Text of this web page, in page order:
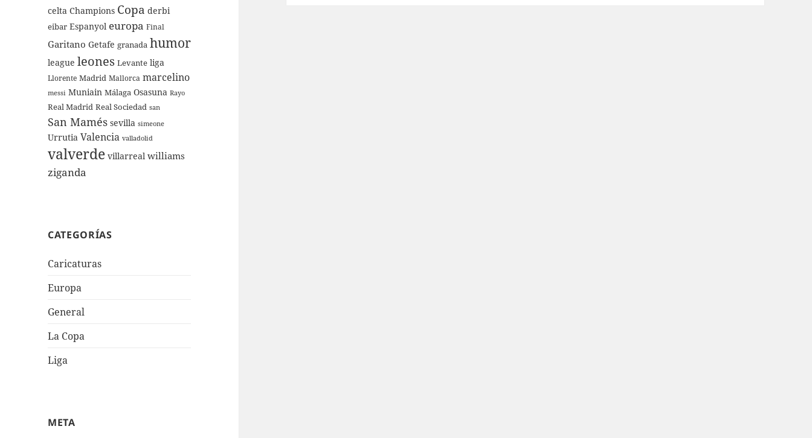
celta Champions Copa derbi
eibar Espanyol europa Final
Garitano Getafe granada humor
league leones Levante liga
Llorente Madrid Mallorca marcelino
messi Muniain Málaga Osasuna Rayo
Real Madrid Real Sociedad san
San Mamés sevilla simeone
Urrutia Valencia valladolid
valverde villarreal williams
ziganda
CATEGORÍAS
Caricaturas
Europa
General
La Copa
Liga
META